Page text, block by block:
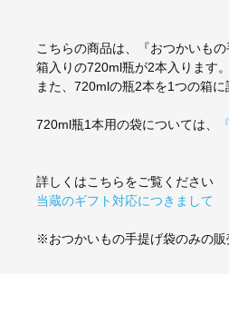
こちらの商品は、『おつかいも
箱入りの720ml瓶が2本入ります。
また、720mlの瓶2本を1つの箱
720ml瓶1本用の袋については、
詳しくはこちらをご覧ください
当蔵のギフト対応につきまして
※おつかいもの手提げ袋のみの販